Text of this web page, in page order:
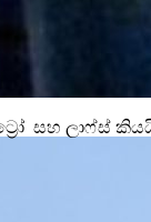
සහ ලාෆ්ස්